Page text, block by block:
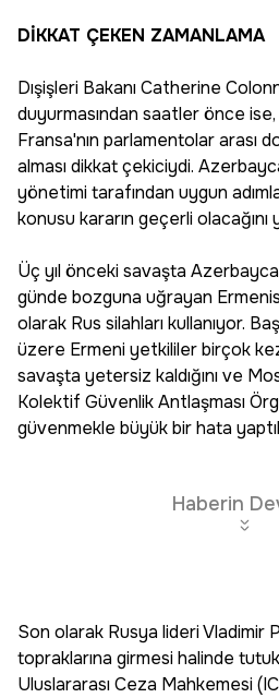
DİKKAT ÇEKEN ZAMANLAMA
Dışişleri Bakanı Catherine
duyurmasından saatler önce
Fransa'nın parlamentolar arası
alması dikkat çekiciydi.
yönetimi tarafından uygun
konusu kararın geçerli olacağını
Üç yıl önceki savaşta
günde bozguna uğrayan
olarak Rus silahları kullanıyor.
üzere Ermeni yetkililer birçok kez
savaşta yetersiz kaldığını ve
Kolektif Güvenlik Antlaşması
güvenmekle büyük bir hata
Haberin
Son olarak Rusya lideri Vladimir
topraklarına girmesi halinde
Uluslararası Ceza Mahkemesi